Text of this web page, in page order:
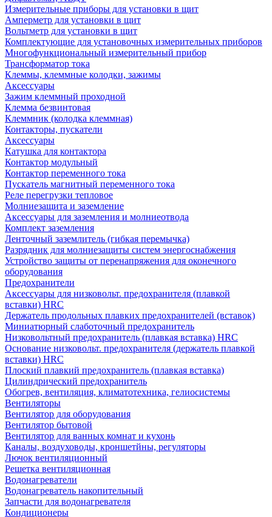
Измерительные приборы для установки в щит
Амперметр для установки в щит
Вольтметр для установки в щит
Комплектующие для установочных измерительных приборов
Многофункциональный измерительный прибор
Трансформатор тока
Клеммы, клеммные колодки, зажимы
Аксессуары
Зажим клеммный проходной
Клемма безвинтовая
Клеммник (колодка клеммная)
Контакторы, пускатели
Аксессуары
Катушка для контактора
Контактор модульный
Контактор переменного тока
Пускатель магнитный переменного тока
Реле перегрузки тепловое
Молниезащита и заземление
Аксессуары для заземления и молниеотвода
Комплект заземления
Ленточный заземлитель (гибкая перемычка)
Разрядник для молниезащиты систем энергоснабжения
Устройство защиты от перенапряжения для оконечного
оборудования
Предохранители
Аксессуары для низковольт. предохранителя (плавкой
вставки) HRC
Держатель продольных плавких предохранителей (вставок)
Миниатюрный слаботочный предохранитель
Низковольтный предохранитель (плавкая вставка) HRC
Основание низковольт. предохранителя (держатель плавкой
вставки) HRC
Плоский плавкий предохранитель (плавкая вставка)
Цилиндрический предохранитель
Обогрев, вентиляция, климатотехника, гелиосистемы
Вентиляторы
Вентилятор для оборудования
Вентилятор бытовой
Вентилятор для ванных комнат и кухонь
Каналы, воздуховоды, кроншетйны, регуляторы
Лючок вентиляционный
Решетка вентиляционная
Водонагреватели
Водонагреватель накопительный
Запчасти для водонагревателя
Кондиционеры